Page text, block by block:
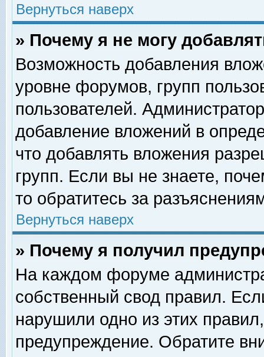
Вернуться наверх
» Почему я не могу
Возможность добавления
уровне форумов, групп
пользователей.
добавление вложений в
что добавлять вложения
групп. Если вы не знаете,
то обратитесь за
Вернуться наверх
» Почему я получил
На каждом форуме
собственный свод правил.
нарушили одно из этих
предупреждение. Обратите